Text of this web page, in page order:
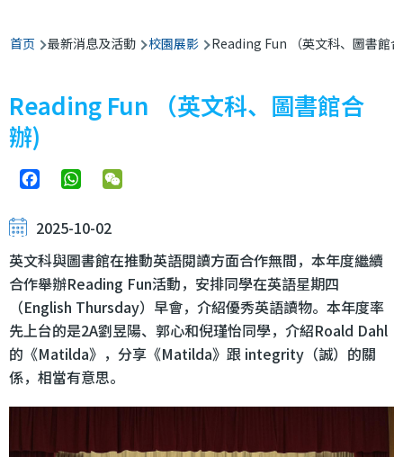
面
包
屑
首页 最新消息及活動 校園展影 Reading Fun （英文科、圖書館
Reading Fun （英文科、圖書館合
辦)
FacebookWhatsApp
2025-10-02
英文科與圖書館在推動英語閱讀方面合作無間，本年度繼續
合作舉辦Reading Fun活動，安排同學在英語星期四
（English Thursday）早會，介紹優秀英語讀物。本年度率
先上台的是2A劉昱陽、郭心和倪瑾怡同學，介紹Roald Dahl
的《Matilda》，分享《Matilda》跟 integrity（誠）的關
係，相當有意思。